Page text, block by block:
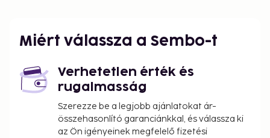
Miért válassza a Sembo-t
Verhetetlen érték és
rugalmasság
Szerezze be a legjobb ajánlatokat ár-
összehasonlító garanciánkkal, és válassza ki
az Ön igényeinek megfelelő fizetési